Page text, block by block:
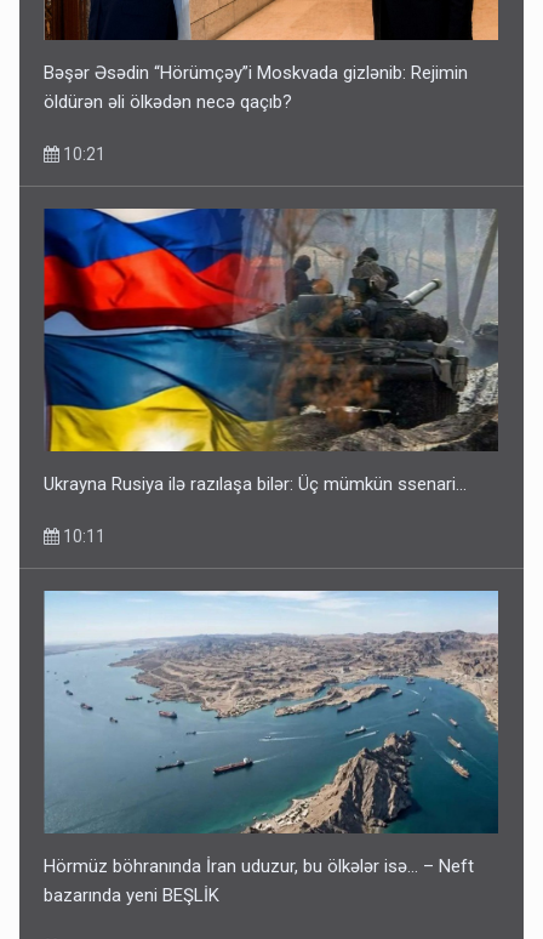
Bəşər Əsədin “Hörümçəy”i Moskvada gizlənib: Rejimin
öldürən əli ölkədən necə qaçıb?
10:21
Ukrayna Rusiya ilə razılaşa bilər: Üç mümkün ssenari...
10:11
Hörmüz böhranında İran uduzur, bu ölkələr isə... – Neft
bazarında yeni BEŞLİK